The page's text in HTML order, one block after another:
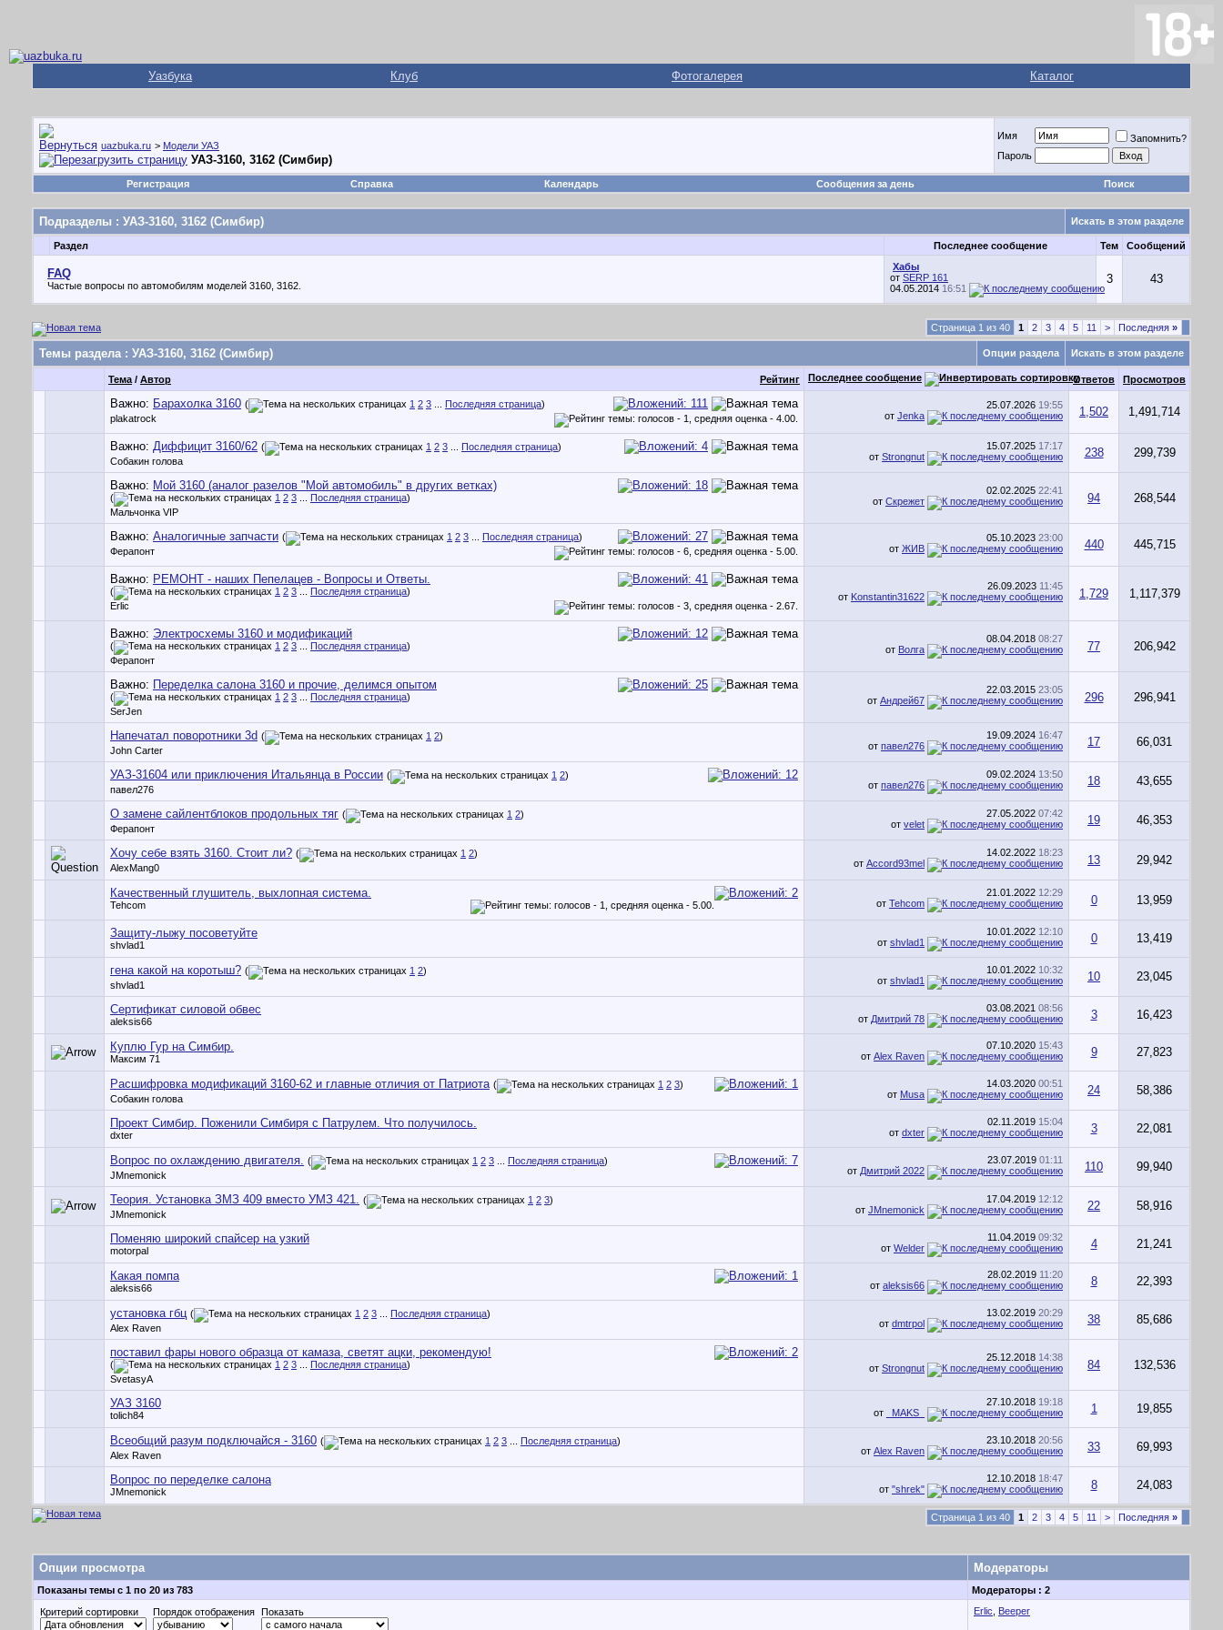
Уазбука Клуб Фотогалерея Каталог
uazbuka.ru > Модели УАЗ
УАЗ-3160, 3162 (Симбир)
Имя
Запомнить?
Пароль
Регистрация Справка Календарь Сообщения за день Поиск
Подразделы : УАЗ-3160, 3162 (Симбир) Искать в этом разделе
Раздел Последнее сообщение Тем Сообщений
FAQ
Частые вопросы по автомобилям моделей 3160, 3162.
Хабы
от SERP 161
04.05.2014 16:51
3 43
Страница 1 из 40 1 2 3 4 5 11 > Последняя »
Темы раздела: УАЗ-3160, 3162 (Симбир) Опции раздела Искать в этом разделе
Рейтинг
Тема / Автор Последнее сообщение Ответов Просмотров
Важно: Барахолка 3160 ( 1 2 3 Последняя страница)
plakatrock
25.07.2026 19:55
от Jenka 1,502 1,491,714
Важно: Диффицит 3160/62 ( 1 2 3 Последняя страница)
Собакин голова
15.07.2025 17:17
от Strongnut 238 299,739
Важно: Мой 3160 (аналог разелов "Мой автомобиль" в других ветках)
( 1 2 3 Последняя страница)
Мальчонка VIP
02.02.2025 22:41
от Скрежет 94 268,544
Важно: Аналогичные запчасти ( 1 2 3 Последняя страница)
Ферапонт
05.10.2023 23:00
от ЖИВ 440 445,715
Важно: РЕМОНТ - наших Пепелацев - Вопросы и Ответы.
( 1 2 3 Последняя страница)
Erlic
26.09.2023 11:45
от Konstantin31622 1,729 1,117,379
Важно: Электросхемы 3160 и модификаций
( 1 2 3 Последняя страница)
Ферапонт
08.04.2018 08:27
от Волга 77 206,942
Важно: Переделка салона 3160 и прочие, делимся опытом
( 1 2 3 Последняя страница)
SerJen
22.03.2015 23:05
от Андрей67 296 296,941
Напечатал поворотники 3d ( 1 2)
John Carter
19.09.2024 16:47
от павел276 17 66,031
УАЗ-31604 или приключения Итальянца в России ( 1 2)
павел276
09.02.2024 13:50
от павел276 18 43,655
О замене сайлентблоков продольных тяг ( 1 2)
Ферапонт
27.05.2022 07:42
от velet 19 46,353
Хочу себе взять 3160. Стоит ли? ( 1 2)
AlexMang0
14.02.2022 18:23
от Accord93mel 13 29,942
Качественный глушитель, выхлопная система.
Tehcom
21.01.2022 12:29
от Tehcom 0 13,959
Защиту-лыжу посоветуйте
shvlad1
10.01.2022 12:10
от shvlad1 0 13,419
гена какой на коротыш? ( 1 2)
shvlad1
10.01.2022 10:32
от shvlad1 10 23,045
Сертификат силовой обвес
aleksis66
03.08.2021 08:56
от Дмитрий 78 3 16,423
Куплю Гур на Симбир.
Максим 71
07.10.2020 15:43
от Alex Raven 9 27,823
Расшифровка модификаций 3160-62 и главные отличия от Патриота ( 1 2 3)
Собакин голова
14.03.2020 00:51
от Musa 24 58,386
Проект Симбир. Поженили Симбиря с Патрулем. Что получилось.
dxter
02.11.2019 15:04
от dxter 3 22,081
Вопрос по охлаждению двигателя. ( 1 2 3 Последняя страница)
JMnemonick
23.07.2019 01:11
от Дмитрий 2022 110 99,940
Теория. Установка ЗМЗ 409 вместо УМЗ 421. ( 1 2 3)
JMnemonick
17.04.2019 12:12
от JMnemonick 22 58,916
Поменяю широкий спайсер на узкий
motorpal
11.04.2019 09:32
от Welder 4 21,241
Какая помпа
aleksis66
28.02.2019 11:20
от aleksis66 8 22,393
установка гбц ( 1 2 3 Последняя страница)
Alex Raven
13.02.2019 20:29
от dmtrpol 38 85,686
поставил фары нового образца от камаза, светят ацки, рекомендую!
( 1 2 3 Последняя страница)
SvetasyA
25.12.2018 14:38
от Strongnut 84 132,536
УАЗ 3160
tolich84
27.10.2018 19:18
от
_MAKS_ 1 19,855
Всеобщий разум подключайся - 3160 ( 1 2 3 Последняя страница)
Alex Raven
23.10.2018 20:56
от Alex Raven 33 69,993
Вопрос по переделке салона
JMnemonick
12.10.2018 18:47
от "shrek" 8 24,083
Страница 1 из 40 1 2 3 4 5 11 > Последняя »
Опции просмотра Модераторы
Показаны темы с 1 по 20 из 783
Модераторы : 2
Критерий сортировки
Порядок отображения Показать Erlic Beeper